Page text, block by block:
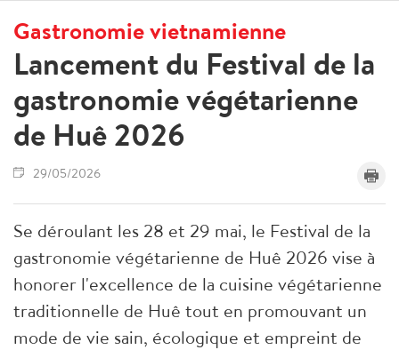
Gastronomie vietnamienne
Lancement du Festival de la
gastronomie végétarienne
de Huê 2026
29/05/2026
Se déroulant les 28 et 29 mai, le Festival de la
gastronomie végétarienne de Huê 2026 vise à
honorer l'excellence de la cuisine végétarienne
traditionnelle de Huê tout en promouvant un
mode de vie sain, écologique et empreint de